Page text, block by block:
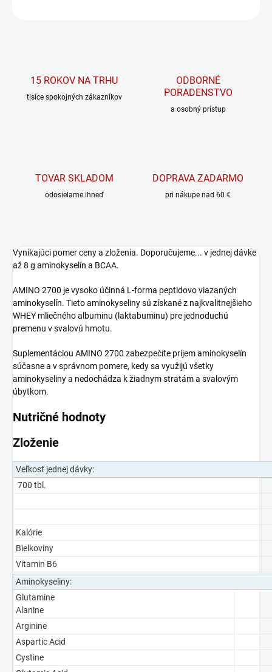
15 ROKOV NA TRHU
tisíce spokojných zákazníkov
ODBORNÉ
PORADENSTVO
a osobný prístup
TOVAR SKLADOM
odosielame ihneď
DOPRAVA ZADARMO
pri nákupe nad 60 €
Vynikajúci pomer ceny a zloženia. Doporučujeme... v jednej dávke
až 8 g aminokyselín a BCAA.
AMINO 2700 je vysoko účinná L-forma peptidovo viazaných
aminokyselín. Tieto aminokyseliny sú získané z najkvalitnejšieho
WHEY mliečného albuminu (laktabuminu) pre jednoduchú
premenu v svalovú hmotu.
Suplementáciou AMINO 2700 zabezpečíte príjem aminokyselín
súčasne a v správnom pomere, kedy sa využijú všetky
aminokyseliny a nedochádza k žiadnym stratám a svalovým
úbytkom.
Nutričné hodnoty
Zloženie
Veľkosť jednej dávky:
700 tbl.
Kalórie
Bielkoviny
Vitamin B6
Aminokyseliny:
Glutamine
Alanine
Arginine
Aspartic Acid
Cystine